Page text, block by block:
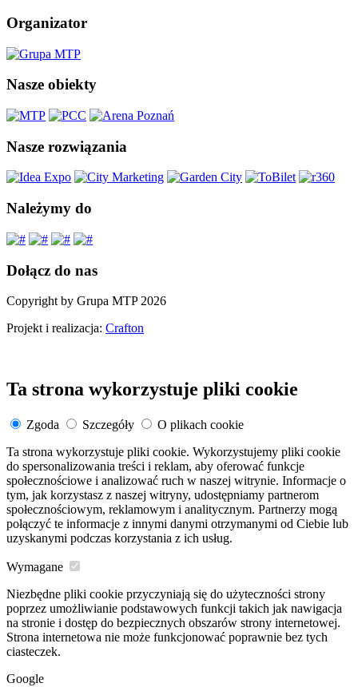
Organizator
Nasze obiekty
Nasze rozwiązania
Należymy do
Dołącz do nas
Copyright by Grupa MTP 2026
Projekt i realizacja: Crafton
Ta strona wykorzystuje pliki cookie
Zgoda Szczegóły
O plikach cookie
Ta strona wykorzystuje pliki cookie. Wykorzystujemy pliki cookie
do spersonalizowania treści i reklam, aby oferować funkcje
społecznościowe i analizować ruch w naszej witrynie. Informacje o
tym, jak korzystasz z naszej witryny, udostępniamy partnerom
społecznościowym, reklamowym i analitycznym. Partnerzy mogą
połączyć te informacje z innymi danymi otrzymanymi od Ciebie lub
uzyskanymi podczas korzystania z ich usług.
Wymagane
Niezbędne pliki cookie przyczyniają się do użyteczności strony
poprzez umożliwianie podstawowych funkcji takich jak nawigacja
na stronie i dostęp do bezpiecznych obszarów strony internetowej.
Strona internetowa nie może funkcjonować poprawnie bez tych
ciasteczek.
Google